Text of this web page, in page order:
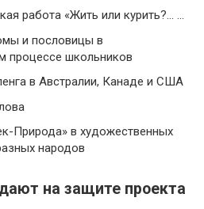
работа «Жить или курить?… …
и пословицы в
процессе школьников
в Австралии, Канаде и США
Природа» в художественных
народов
на защите проекта